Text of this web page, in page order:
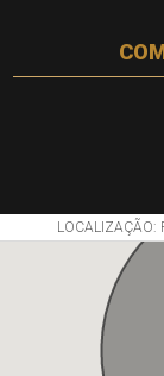
LOCALIZAÇÃO: